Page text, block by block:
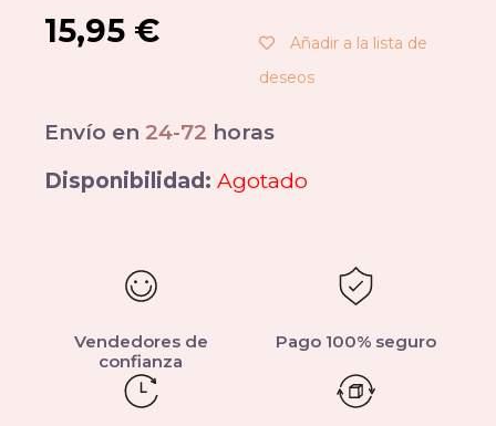
15,95 €
Añadir a la lista de
deseos
Envío en 24-72 horas
Disponibilidad: Agotado
Vendedores de
confianza
Pago 100% seguro